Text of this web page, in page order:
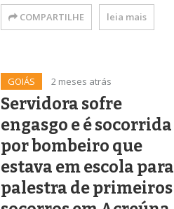
COMPARTILHE leia mais
GOIÁS 2 meses atrás
Servidora sofre
engasgo e é socorrida
por bombeiro que
estava em escola para
palestra de primeiros